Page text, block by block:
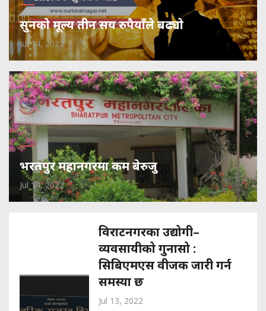
सुनकाे मूल्य तीन सय रुपैयाँले बढ्याे
Jul 14, 2022
भरतपुर महानगरमा कम बेरुजु
Jul 14, 2022
विराटनगरका उद्योगी–
व्यवसायीको गुनासो :
सिबिएमएस वीजक जारी गर्न
समस्या छ
Jul 13, 2022